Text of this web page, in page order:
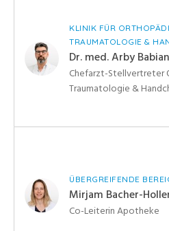
KLINIK FÜR
TRAUMATOLOGIE &
Dr. med. Arby
Chefarzt-Stellvertreter
Traumatologie &
ÜBERGREIFENDE
Mirjam Bacher-
Co-Leiterin Apotheke